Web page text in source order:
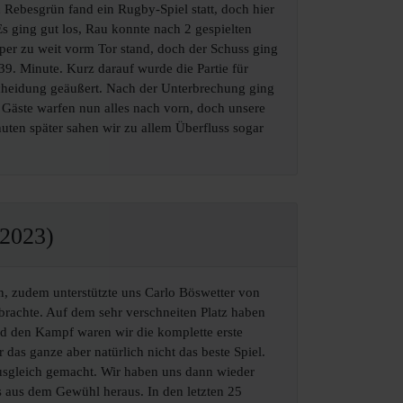
fand ein Rugby-Spiel statt, doch hier
ging gut los, Rau konnte nach 2 gespielten
zu weit vorm Tor stand, doch der Schuss ging
Minute. Kurz darauf wurde die Partie für
geäußert. Nach der Unterbrechung ging
warfen nun alles nach vorn, doch unsere
später sahen wir zu allem Überfluss sogar
zudem unterstützte uns Carlo Böswetter von
Auf dem sehr verschneiten Platz haben
den Kampf waren wir die komplette erste
ganze aber natürlich nicht das beste Spiel.
gemacht. Wir haben uns dann wieder
dem Gewühl heraus. In den letzten 25